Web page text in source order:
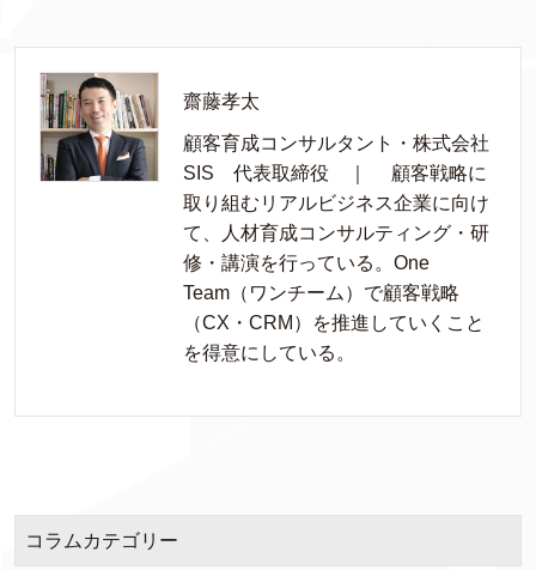
齋藤孝太
顧客育成コンサルタント・株式会社
SIS 代表取締役 ｜ 顧客戦略に
取り組むリアルビジネス企業に向け
て、人材育成コンサルティング・研
修・講演を行っている。One
Team（ワンチーム）で顧客戦略
（CX・CRM）を推進していくこと
を得意にしている。
コラムカテゴリー